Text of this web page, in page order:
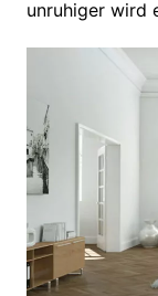
unruhiger wird